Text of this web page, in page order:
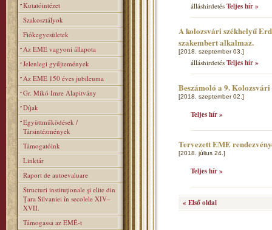
Kutatóintézet
Szakosztályok
Fiókegyesületek
Az EME vagyoni állapota
Jelenlegi gyűjtemények
Az EME 150 éves jubileuma
Gr. Mikó Imre Alapitvány
Díjak
Együttműködések /
Társintézmények
Támogatóink
Linktár
Raport de autoevaluare
Structuri instituţionale şi elite din
Ţara Silvaniei în secolele XIV–
XVII.
Támogassa az EMÉ-t
álláshirdetés Teljes hír »
A kolozsvári székhelyű
szakembert alkalmaz.
[2018. szeptember 03.]
álláshirdetés Teljes hír »
Beszámoló a 9.
[2018. szeptember 02.]
Teljes hír »
Tervezett EME
[2018. július 24.]
Teljes hír »
« Első oldal